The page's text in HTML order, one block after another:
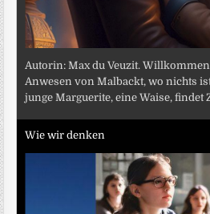
Autorin: Max du Veuzit.
Anwesen von Malbackt, wo nichts
junge Marguerite, eine Waise, findet
Wie wir denken